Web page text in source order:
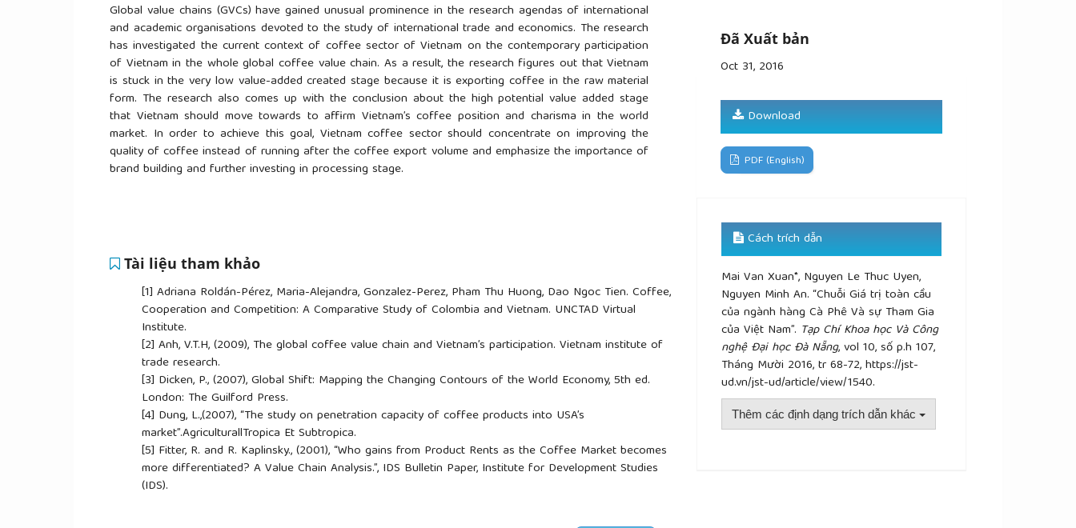
Global value chains (GVCs) have gained unusual prominence in the research agendas of international
and academic organisations devoted to the study of international trade and economics. The research
has investigated the current context of coffee sector of Vietnam on the contemporary participation
of Vietnam in the whole global coffee value chain. As a result, the research figures out that Vietnam
is stuck in the very low value-added created stage because it is exporting coffee in the raw material
form. The research also comes up with the conclusion about the high potential value added stage
that Vietnam should move towards to affirm Vietnam’s coffee position and charisma in the world
market. In order to achieve this goal, Vietnam coffee sector should concentrate on improving the
quality of coffee instead of running after the coffee export volume and emphasize the importance of
brand building and further investing in processing stage.
Tài liệu tham khảo
[1] Adriana Roldán-Pérez, Maria-Alejandra, Gonzalez-Perez, Pham Thu Huong, Dao Ngoc Tien. Coffee,
Cooperation and Competition: A Comparative Study of Colombia and Vietnam. UNCTAD Virtual
Institute.
[2] Anh, V.T.H, (2009), The global coffee value chain and Vietnam’s participation. Vietnam institute of
trade research.
[3] Dicken, P., (2007), Global Shift: Mapping the Changing Contours of the World Economy, 5th ed.
London: The Guilford Press.
[4] Dung, L.,(2007), “The study on penetration capacity of coffee products into USA’s
market”.AgriculturallTropica Et Subtropica.
[5] Fitter, R. and R. Kaplinsky., (2001), “Who gains from Product Rents as the Coffee Market becomes
more differentiated? A Value Chain Analysis.”, IDS Bulletin Paper, Institute for Development Studies
(IDS).
Đã Xuất bản
Oct 31, 2016
Download
PDF (English)
Cách trích dẫn
Mai Van Xuan*, Nguyen Le Thuc Uyen,
Nguyen Minh An. “Chuỗi Giá trị toàn cầu
của ngành hàng Cà Phê Và sự Tham Gia
của Việt Nam”. Tạp Chí Khoa học Và Công
nghệ Đại học Đà Nẵng, vol 10, số p.h 107,
Tháng Mười 2016, tr 68-72, https://jst-
ud.vn/jst-ud/article/view/1540.
Thêm các định dạng trích dẫn khác